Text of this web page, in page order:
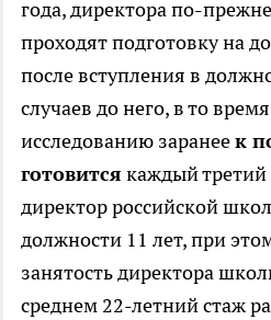
года, директора по-
проходят подготовку на
после вступления в
случаев до него, в то
исследованию заранеек
готовится каждый третий
директор российской
должности 11 лет, при
занятость директора
среднем 22-летний стаж